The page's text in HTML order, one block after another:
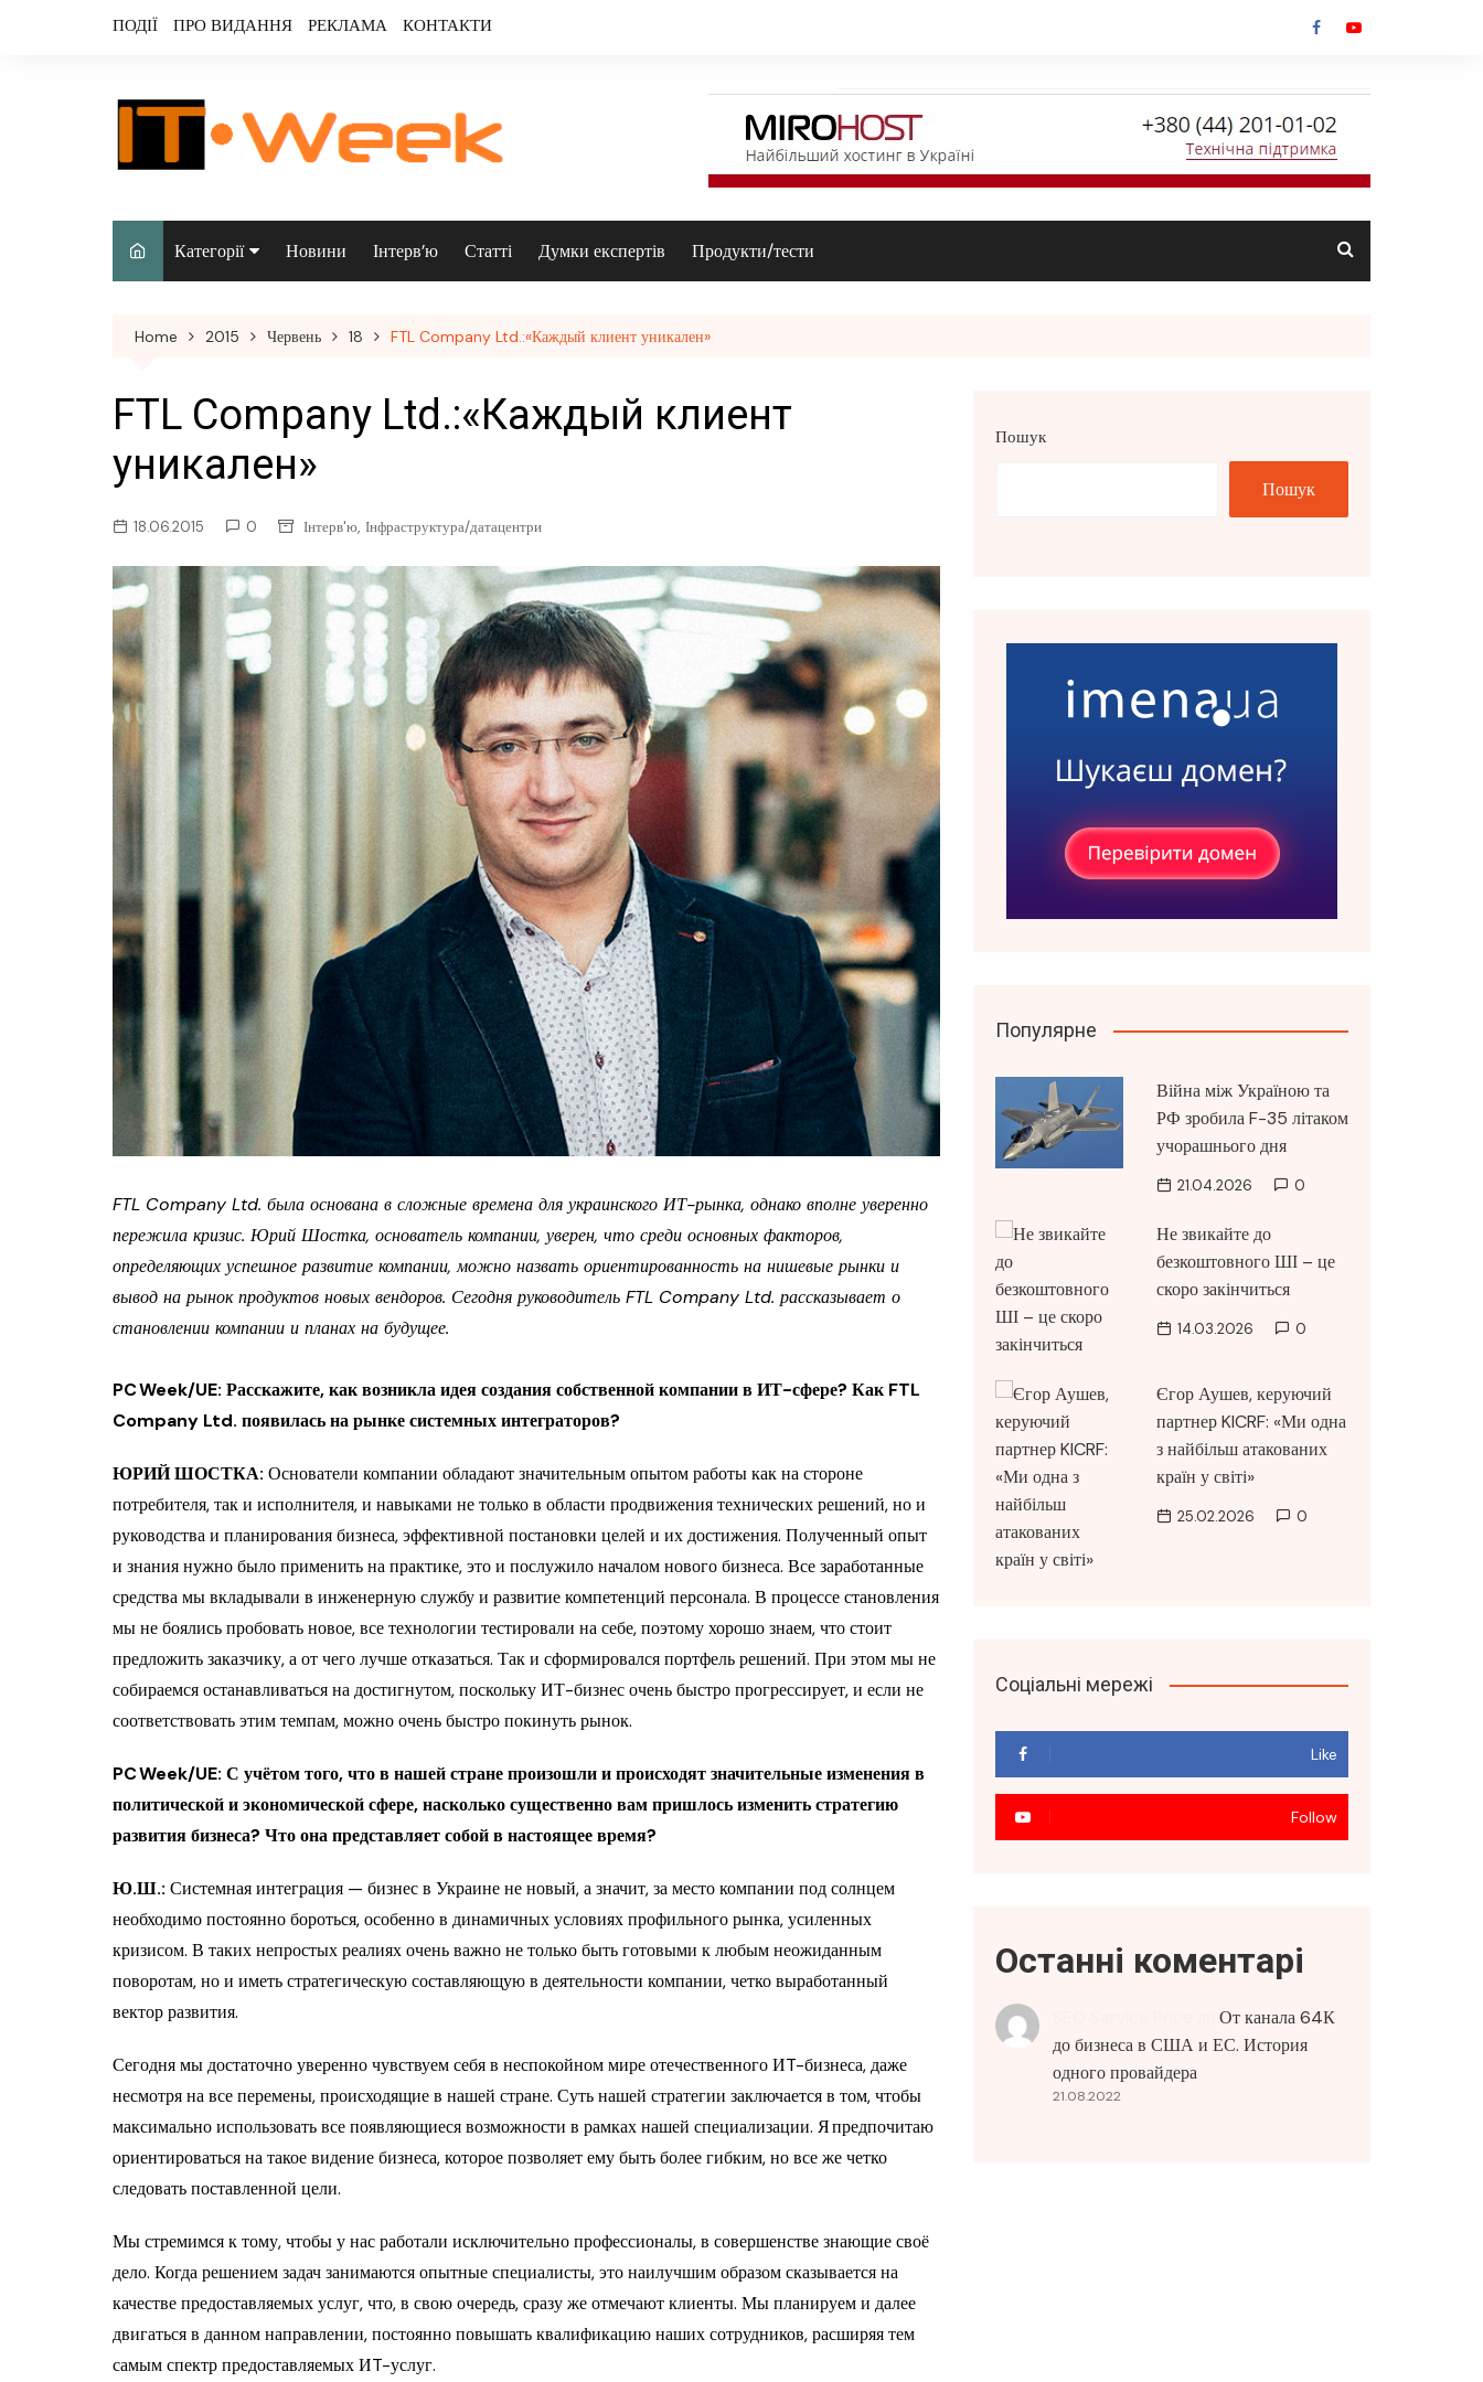
ПОДІЇ ПРО ВИДАННЯ РЕКЛАМА КОНТАКТИ
Категорії
Аудіо & відео
Безпека
Інфраструктура/
датацентри
Майбутнє
Мобільні пристрої/ПК
Периферія
Телеком
Технології
Фінтех
Новини Інтерв’ю Статті Думки експертів Продукти/тести
Home 2015 Червень 18 FTL Company Ltd.:«Каждый клиент уникален»
FTL Company Ltd.:«Каждый клиент
уникален»
18.06.2015 0 Інтерв'ю, Інфраструктура/датацентри
FTL Company Ltd. была основана в сложные времена для украинского ИТ-рынка, однако вполне уверенно
пережила кризис. Юрий Шостка, основатель компании, уверен, что среди основных факторов,
определяющих успешное развитие компании, можно назвать ориентированность на нишевые рынки и
вывод на рынок продуктов новых вендоров. Сегодня руководитель FTL Company Ltd. рассказывает о
становлении компании и планах на будущее.
PC Week/UE: Расскажите, как возникла идея создания собственной компании в ИТ-сфере? Как FTL
Company Ltd. появилась на рынке системных интеграторов?
ЮРИЙ ШОСТКА: Основатели компании обладают значительным опытом работы как на стороне
потребителя, так и исполнителя, и навыками не только в области продвижения технических решений, но и
руководства и планирования бизнеса, эффективной постановки целей и их достижения. Полученный опыт
и знания нужно было применить на практике, это и послужило началом нового бизнеса. Все заработанные
средства мы вкладывали в инженерную службу и развитие компетенций персонала. В процессе становления
мы не боялись пробовать новое, все технологии тестировали на себе, поэтому хорошо знаем, что стоит
предложить заказчику, а от чего лучше отказаться. Так и сформировался портфель решений. При этом мы не
собираемся останавливаться на достигнутом, поскольку ИТ-бизнес очень быстро прогрессирует, и если не
соответствовать этим темпам, можно очень быстро покинуть рынок.
PC Week/UE: С учётом того, что в нашей стране произошли и происходят значительные изменения в
политической и экономической сфере, насколько существенно вам пришлось изменить стратегию
развития бизнеса? Что она представляет собой в настоящее время?
Ю.Ш.: Системная интеграция — бизнес в Украине не новый, а значит, за место компании под солнцем
необходимо постоянно бороться, особенно в динамичных условиях профильного рынка, усиленных
кризисом. В таких непростых реалиях очень важно не только быть готовыми к любым неожиданным
поворотам, но и иметь стратегическую составляющую в деятельности компании, четко выработанный
вектор развития.
Сегодня мы достаточно уверенно чувствуем себя в неспокойном мире отечественного ИT-бизнеса, даже
несмотря на все перемены, происходящие в нашей стране. Суть нашей стратегии заключается в том, чтобы
максимально использовать все появляющиеся возможности в рамках нашей специализации. Я предпочитаю
ориентироваться на такое видение бизнеса, которое позволяет ему быть более гибким, но все же четко
следовать поставленной цели.
Мы стремимся к тому, чтобы у нас работали исключительно профессионалы, в совершенстве знающие своё
дело. Когда решением задач занимаются опытные специалисты, это наилучшим образом сказывается на
качестве предоставляемых услуг, что, в свою очередь, сразу же отмечают клиенты. Мы планируем и далее
двигаться в данном направлении, постоянно повышать квалификацию наших сотрудников, расширяя тем
самым спектр предоставляемых ИT-услуг.
Пошук
Пошук
Популярне
Війна між Україною та
РФ зробила F-35 літаком
учорашнього дня
21.04.2026 0
Не звикайте до
безкоштовного ШІ – це
скоро закінчиться
14.03.2026 0
Єгор Аушев, керуючий
партнер KICRF: «Ми одна
з найбільш атакованих
країн у світі»
25.02.2026 0
Соціальні мережі
Like
Follow
Останні коментарі
От канала 64К
до бизнеса в США и ЕС. История
одного провайдера
21.08.2022